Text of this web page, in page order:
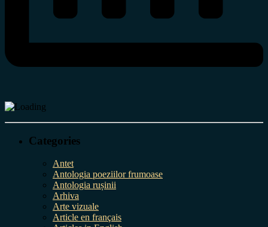
Categories
Antet
Antologia poeziilor frumoase
Antologia rușinii
Arhiva
Arte vizuale
Article en français